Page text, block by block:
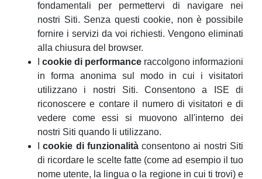
fondamentali per permettervi di navigare nei
nostri Siti. Senza questi cookie, non è possibile
fornire i servizi da voi richiesti. Vengono eliminati
alla chiusura del browser.
cookie di performance raccolgono informazioni
in forma anonima sul modo in cui i visitatori
utilizzano i nostri Siti. Consentono a ISE di
riconoscere e contare il numero di visitatori e di
vedere come essi si muovono all'interno dei
nostri Siti quando li utilizzano.
Icookie di funzionalitàconsentono ai nostri Siti
di ricordare le scelte fatte (come ad esempio il tuo
nome utente, la lingua o la regione in cui ti trovi) e